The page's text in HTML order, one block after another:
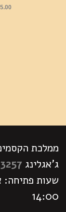
ממלכת
ג'אגלינג
14:00